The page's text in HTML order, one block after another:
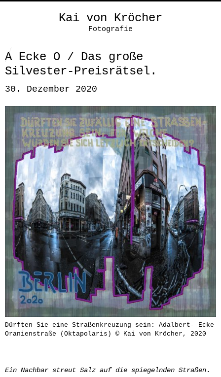
Kai von Kröcher
Fotografie
A Ecke O / Das große
Silvester-Preisrätsel.
30. Dezember 2020
Dürften Sie eine Straßenkreuzung sein: Adalbert- Ecke
Oranienstraße (Oktapolaris) © Kai von Kröcher, 2020
Ein Nachbar streut Salz auf die spiegelnden Straßen.